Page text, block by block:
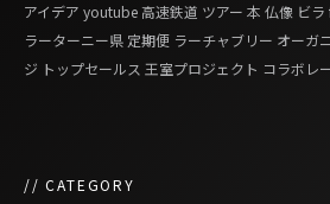
アイデア youtube高速鉄道 ツアー 本 仏像 ビラ
ラーターニー県 定期便 ラーチャブリー オーガ
ジ トップセールス 王室プロジェクト コラボレ
// CATEGORY